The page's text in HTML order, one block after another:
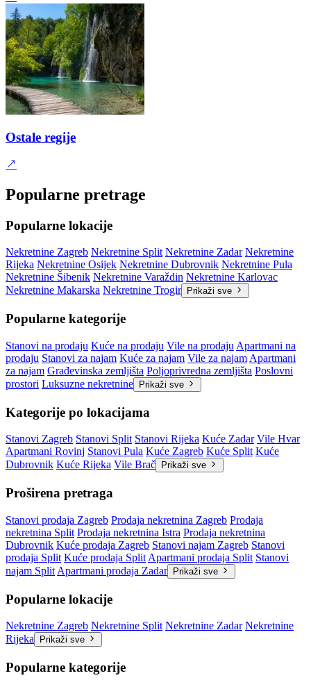
Ostale regije
Popularne pretrage
Popularne lokacije
Nekretnine Zagreb Nekretnine Split Nekretnine Zadar Nekretnine
Rijeka Nekretnine Osijek Nekretnine Dubrovnik Nekretnine Pula
Nekretnine Šibenik Nekretnine Varaždin Nekretnine Karlovac
Nekretnine Makarska Nekretnine Trogir Prikaži sve
Popularne kategorije
Stanovi na prodaju Kuće na prodaju Vile na prodaju Apartmani na
prodaju Stanovi za najam Kuće za najam Vile za najam Apartmani
za najam Građevinska zemljišta Poljoprivredna zemljišta Poslovni
prostori Luksuzne nekretnine Prikaži sve
Kategorije po lokacijama
Stanovi Zagreb Stanovi Split Stanovi Rijeka Kuće Zadar Vile Hvar
Apartmani Rovinj Stanovi Pula Kuće Zagreb Kuće Split Kuće
Dubrovnik Kuće Rijeka Vile Brač Prikaži sve
Proširena pretraga
Stanovi prodaja Zagreb Prodaja nekretnina Zagreb Prodaja
nekretnina Split Prodaja nekretnina Istra Prodaja nekretnina
Dubrovnik Kuće prodaja Zagreb Stanovi najam Zagreb Stanovi
prodaja Split Kuće prodaja Split Apartmani prodaja Split Stanovi
najam Split Apartmani prodaja Zadar Prikaži sve
Popularne lokacije
Nekretnine Zagreb Nekretnine Split Nekretnine Zadar Nekretnine
Rijeka
Prikaži sve
Popularne kategorije